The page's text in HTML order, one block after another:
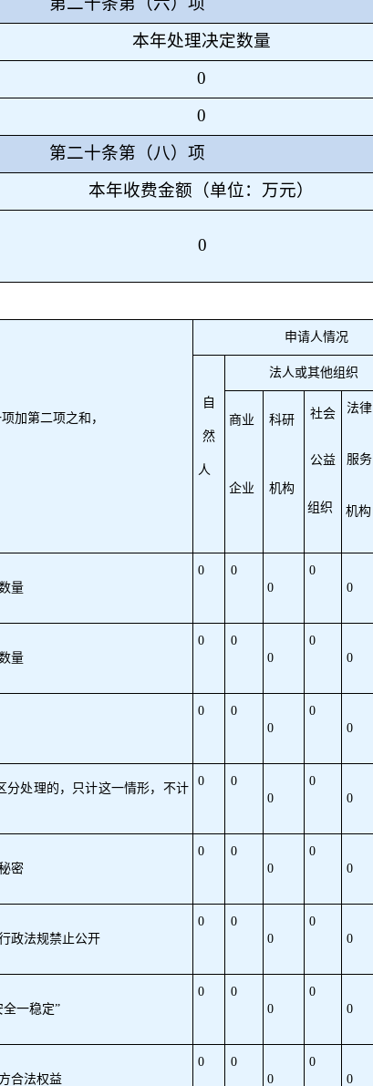
本年处理决定数量
0
0
第二十条第（八）项
本年收费金额（单位：万元）
0
加第二项之和，
申请人情况
自
然
人
法人或其他组织
商业
企业
科研
机构
社会
公益
组织
法律
服务
机构
量
0
0
0
0
0
量
0
0
0
0
0
0
0
0
0
0
分处理的，只计这一情形，不计
0
0
0
0
0
密
0
0
0
0
0
政法规禁止公开
0
0
0
0
0
全一稳定”
0
0
0
0
0
合法权益
0
0
0
0
0